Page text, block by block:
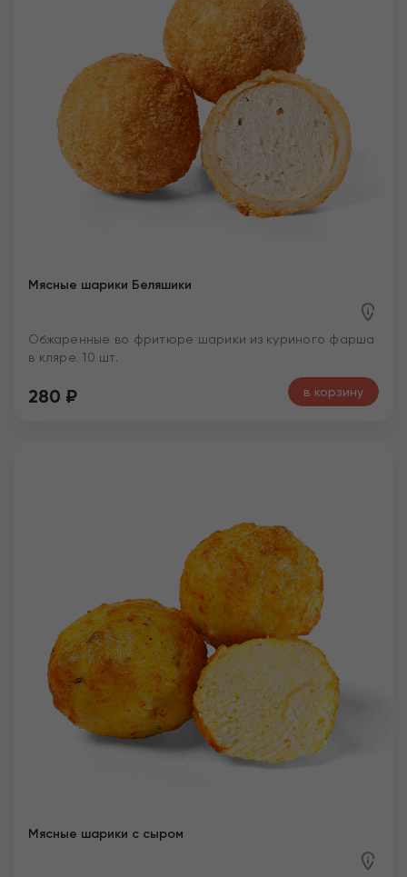
Мясные шарики Беляшики
Обжаренные во фритюре шарики из куриного фарша
в кляре. 10 шт.
280 ₽ в корзину
Мясные шарики с сыром